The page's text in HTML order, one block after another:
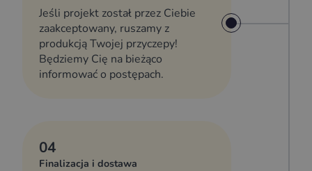
Jeśli projekt został przez Ciebie
zaakceptowany, ruszamy z
produkcją Twojej przyczepy!
Będziemy Cię na bieżąco
informować o postępach.
04
Finalizacja i dostawa